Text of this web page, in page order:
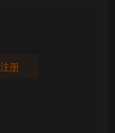
注册